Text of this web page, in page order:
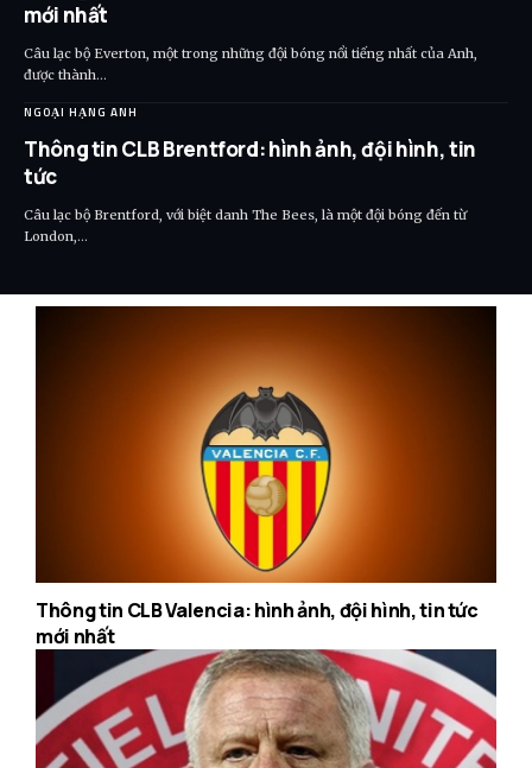
mới nhất
Câu lạc bộ Everton, một trong những đội bóng nổi tiếng nhất của Anh,
được thành…
NGOẠI HẠNG ANH
Thông tin CLB Brentford: hình ảnh, đội hình, tin
tức
Câu lạc bộ Brentford, với biệt danh The Bees, là một đội bóng đến từ
London,…
Thông tin CLB Valencia: hình ảnh, đội hình, tin tức
mới nhất